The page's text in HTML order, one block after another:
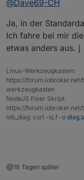
Kann
Merci
@Dave69-CH
Ja, in der
Ich fahre bei mir
etwas anders aus. j
Linux-Werkzeugkasten:
https://
werkzeugkasten
NodeJS Fixer Skript:
https://
iob_diag: curl -sLf -o
18 Tagen später